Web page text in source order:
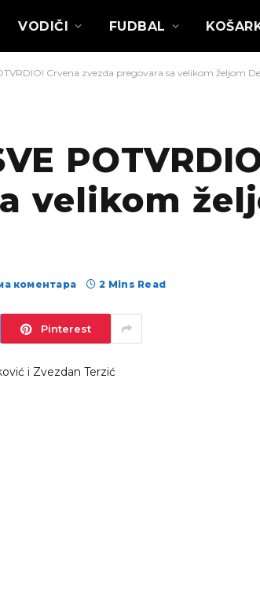
VODIČI FUDBAL
Crvena zvezda pregovara sa velikom željom
velikom
коментара 2 Mins Read
Pinterest